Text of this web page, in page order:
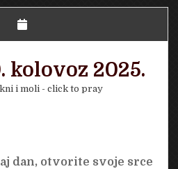
kolovoz 2025.
i moli - click to pray
dan, otvorite svoje srce